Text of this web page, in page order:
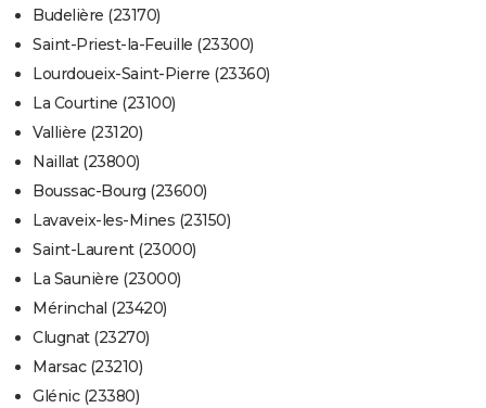
Budelière (23170)
Saint-Priest-la-Feuille (23300)
Lourdoueix-Saint-Pierre (23360)
La Courtine (23100)
Vallière (23120)
Naillat (23800)
Boussac-Bourg (23600)
Lavaveix-les-Mines (23150)
Saint-Laurent (23000)
La Saunière (23000)
Mérinchal (23420)
Clugnat (23270)
Marsac (23210)
Glénic (23380)